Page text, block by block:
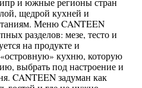
щедрой кухней и
Меню CANTEEN
разделов: мезе, тесто и
на продукте и
кухню, которую
выбрать под настроение и
CANTEEN задуман как